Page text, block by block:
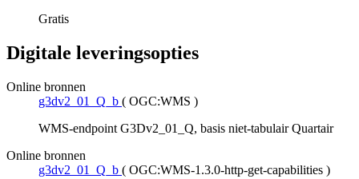
Gratis
Digitale leveringsopties
Online bronnen
g3dv2_01_Q_b ( OGC:WMS )
WMS-endpoint G3Dv2_01_Q, basis niet-tabulair Quartair
Online bronnen
g3dv2_01_Q_b ( OGC:WMS-1.3.0-http-get-capabilities )